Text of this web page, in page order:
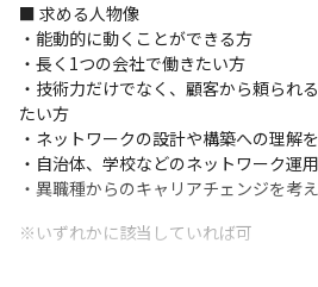
■ 求める人物像
・能動的に動くことができる方
・長く1つの会社で働きたい方
・技術力だけでなく、顧客から頼られ
たい方
・ネットワークの設計や構築への理解
・自治体、学校などのネットワーク運
・異職種からのキャリアチェンジを考
※いずれかに該当していれば可